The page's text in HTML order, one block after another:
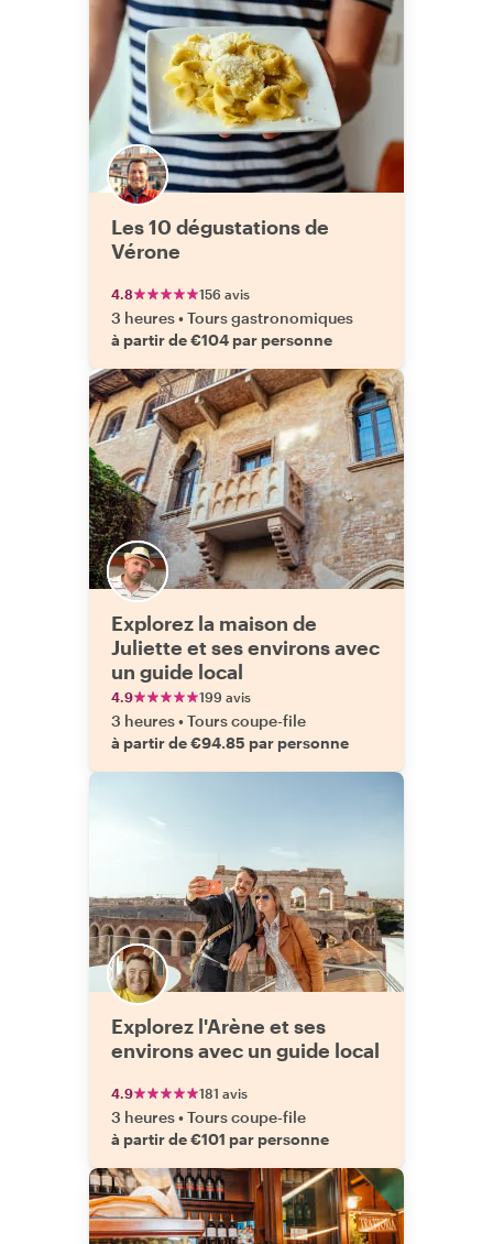
Les 10 dégustations de
Vérone
4.8 156 avis
3 heures•Tours gastronomiques
à partir de €104 par personne
Explorez la maison de
Juliette et ses environs avec
un guide local
4.9 199 avis
3 heures•Tours coupe-file
à partir de €94.85 par personne
Explorez l'Arène et ses
environs avec un guide local
4.9 181 avis
3 heures•Tours coupe-file
à partir de €101 par personne